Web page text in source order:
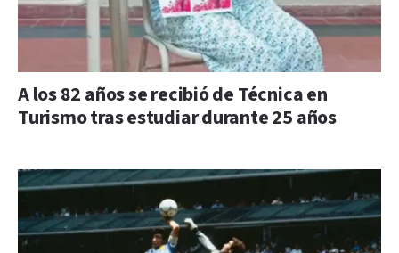
A los 82 años se recibió de Técnica en
Turismo tras estudiar durante 25 años